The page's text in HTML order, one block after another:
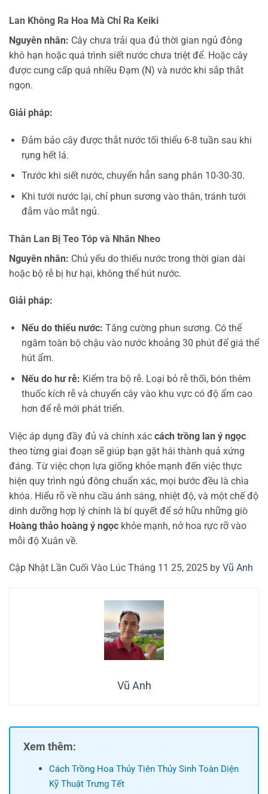
Lan Không Ra Hoa Mà Chỉ Ra Keiki
Nguyên nhân: Cây chưa trải qua đủ thời gian ngủ đông
khô hạn hoặc quá trình siết nước chưa triệt để. Hoặc cây
được cung cấp quá nhiều Đạm (N) và nước khi sắp thắt
ngọn.
Giải pháp:
Đảm bảo cây được thắt nước tối thiểu 6-8 tuần sau khi
rụng hết lá.
Trước khi siết nước, chuyển hẳn sang phân 10-30-30.
Khi tưới nước lại, chỉ phun sương vào thân, tránh tưới
đẫm vào mắt ngủ.
Thân Lan Bị Teo Tóp và Nhăn Nheo
Nguyên nhân: Chủ yếu do thiếu nước trong thời gian dài
hoặc bộ rễ bị hư hại, không thể hút nước.
Giải pháp:
Nếu do thiếu nước: Tăng cường phun sương. Có thể
ngâm toàn bộ chậu vào nước khoảng 30 phút để giá thể
hút ẩm.
Nếu do hư rễ: Kiểm tra bộ rễ. Loại bỏ rễ thối, bón thêm
thuốc kích rễ và chuyển cây vào khu vực có độ ẩm cao
hơn để rễ mới phát triển.
Việc áp dụng đầy đủ và chính xác cách trồng lan ý ngọc
theo từng giai đoạn sẽ giúp bạn gặt hái thành quả xứng
đáng. Từ việc chọn lựa giống khỏe mạnh đến việc thực
hiện quy trình ngủ đông chuẩn xác, mọi bước đều là chìa
khóa. Hiểu rõ về nhu cầu ánh sáng, nhiệt độ, và một chế độ
dinh dưỡng hợp lý chính là bí quyết để sở hữu những giò
Hoàng thảo hoàng ý ngọc khỏe mạnh, nở hoa rực rỡ vào
mỗi độ Xuân về.
Cập Nhật Lần Cuối Vào Lúc Tháng 11 25, 2025 by Vũ Anh
Vũ Anh
Xem thêm:
Cách Trồng Hoa Thủy Tiên Thủy Sinh Toàn Diện
Kỹ Thuật Trưng Tết